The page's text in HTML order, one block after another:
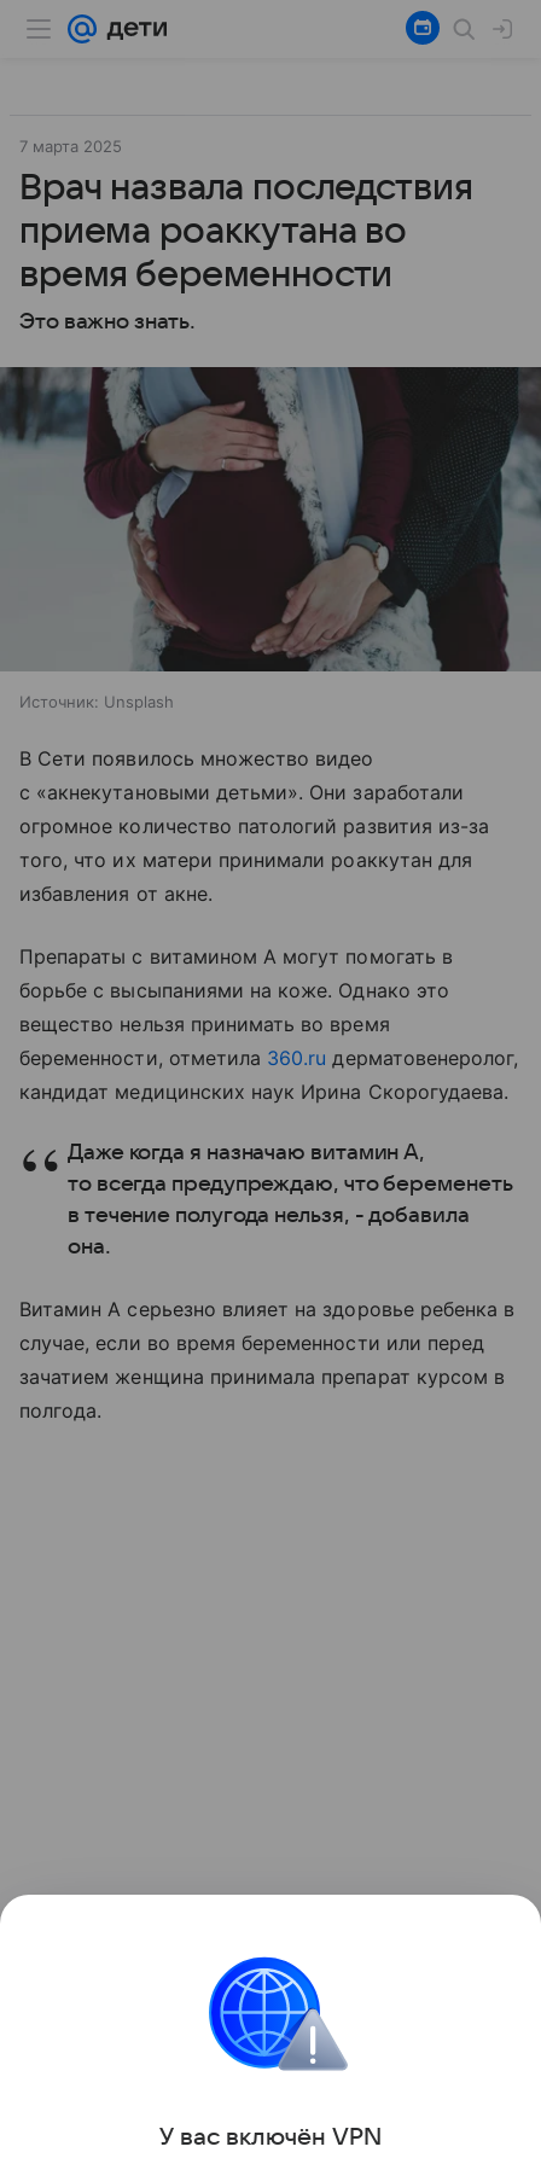
7 марта 2025
Врач назвала последствия
приема роаккутана во
время беременности
Это важно знать.
Источник: Unsplash
В Сети появилось множество видео
с «акнекутановыми детьми». Они заработали
огромное количество патологий развития из-за
того, что их матери принимали роаккутан для
избавления от акне.
Препараты с витамином А могут помогать в
борьбе с высыпаниями на коже. Однако это
вещество нельзя принимать во время
беременности, отметила 360.ru дерматовенеролог,
кандидат медицинских наук Ирина Скорогудаева.
Даже когда я назначаю витамин А,
то всегда предупреждаю, что беременеть
в течение полугода нельзя, - добавила
она.
Витамин А серьезно влияет на здоровье ребенка в
случае, если во время беременности или перед
зачатием женщина принимала препарат курсом в
полгода.
воздействовать ретиноевая кислота. В этом
случае женщинам в положении опасно даже
разово наносить препарат на кожу, указала врач.
У вас включён VPN